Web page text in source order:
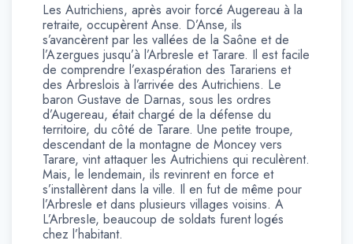
Les Autrichiens, après avoir forcé Augereau à la
retraite, occupèrent Anse. D’Anse, ils
s’avancèrent par les vallées de la Saône et de
l’Azergues jusqu’à l’Arbresle et Tarare. Il est facile
de comprendre l’exaspération des Tarariens et
des Arbreslois à l’arrivée des Autrichiens. Le
baron Gustave de Darnas, sous les ordres
d’Augereau, était chargé de la défense du
territoire, du côté de Tarare. Une petite troupe,
descendant de la montagne de Moncey vers
Tarare, vint attaquer les Autrichiens qui reculèrent.
Mais, le lendemain, ils revinrent en force et
s’installèrent dans la ville. Il en fut de même pour
l’Arbresle et dans plusieurs villages voisins. A
L’ArbresIe, beaucoup de soldats furent logés
chez l’habitant.